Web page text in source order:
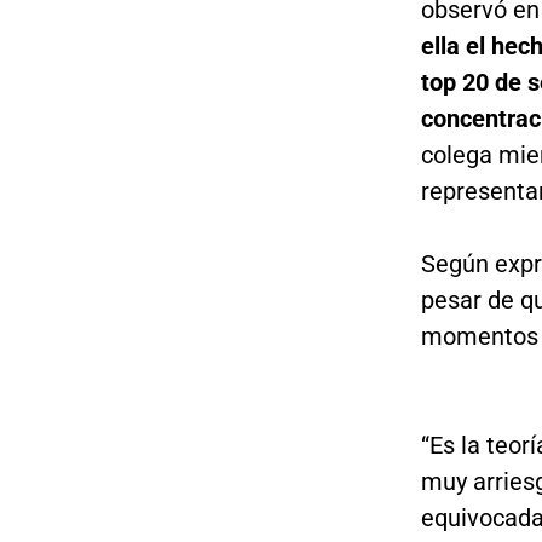
observó
ella el
top 20 de
colega
Según
pesar de
“Es la
muy